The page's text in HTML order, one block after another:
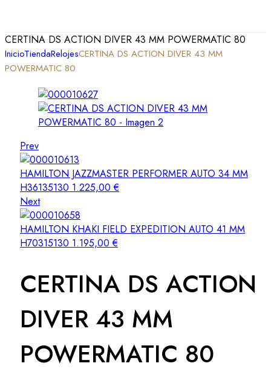
CERTINA DS ACTION DIVER 43 MM POWERMATIC 80
InicioTiendaRelojesCERTINA DS ACTION DIVER 43 MM
POWERMATIC 80
Prev
HAMILTON JAZZMASTER PERFORMER AUTO 34 MM
H36135130 1.225,00€
Next
HAMILTON KHAKI FIELD EXPEDITION AUTO 41 MM
H70315130 1.195,00€
CERTINA DS ACTION
DIVER 43 MM
POWERMATIC 80